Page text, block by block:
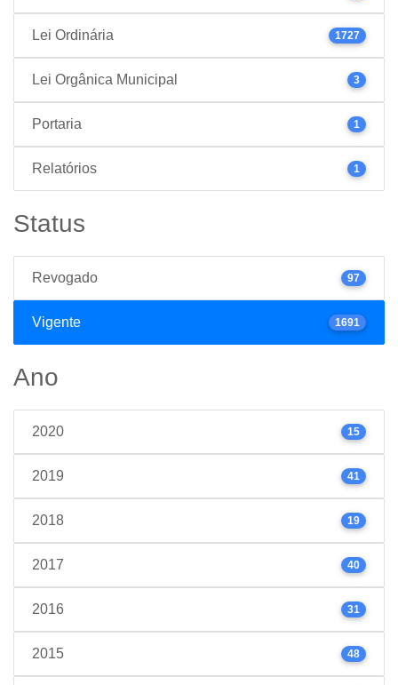
Lei Ordinária 1727
Lei Orgânica Municipal 3
Portaria 1
Relatórios 1
Status
Revogado 97
Vigente 1691
Ano
2020 15
2019 41
2018 19
2017 40
2016 31
2015 48